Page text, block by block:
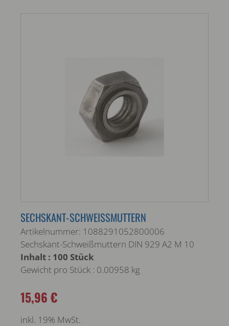
SECHSKANT-SCHWEISSMUTTERN
Artikelnummer: 1088291052800006
Sechskant-Schweißmuttern DIN 929 A2 M 10
Inhalt : 100 Stück
Gewicht pro Stück : 0.00958 kg
15,96 €
inkl. 19% MwSt.